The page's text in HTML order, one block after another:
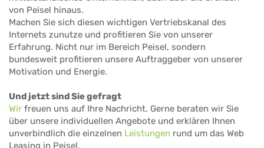
von Peisel hinaus.
Machen Sie sich diesen wichtigen Vertriebskanal des
Internets zunutze und profitieren Sie von unserer
Erfahrung. Nicht nur im Bereich Peisel, sondern
bundesweit profitieren unsere Auftraggeber von unserer
Motivation und Energie.
Und jetzt sind Sie gefragt
Wir freuen uns auf Ihre Nachricht. Gerne beraten wir Sie
über unsere individuellen Angebote und erklären Ihnen
unverbindlich die einzelnen Leistungen rund um das Web
Leasing in Peisel.